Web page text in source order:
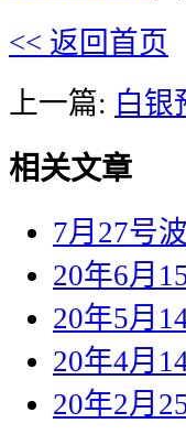
<< 返回首页
上一篇: 白银
相关文章
7月27号
20年6月
20年5月
20年4月
20年2月